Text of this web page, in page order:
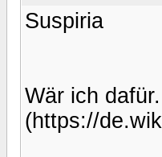
Suspiria
Wär ich
(https://